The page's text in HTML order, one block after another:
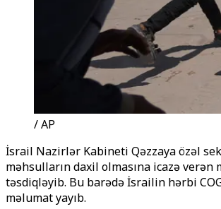
/ AP
İsrail Nazirlər Kabineti Qəzzaya özəl
məhsulların daxil olmasına icazə verən
təsdiqləyib. Bu barədə İsrailin hərbi
məlumat yayıb.